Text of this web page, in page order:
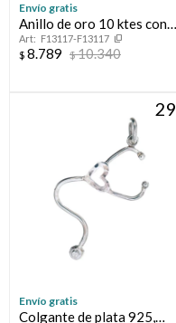
Envío gratis
Anillo de oro 10 ktes con
circonias, FLOT
F13117-F13117
$ 8.789 $10.340
29
Envío gratis
Colgante de plata 925,